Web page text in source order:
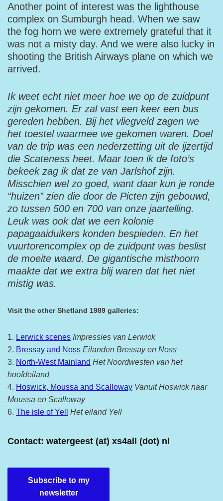
Another point of interest was the lighthouse
complex on Sumburgh head. When we saw
the fog horn we were extremely grateful that it
was not a misty day. And we were also lucky in
shooting the British Airways plane on which we
arrived.
Ik weet echt niet meer hoe we op de zuidpunt
zijn gekomen. Er zal vast een keer een bus
gereden hebben. Bij het vliegveld zagen we
het toestel waarmee we gekomen waren. Doel
van de trip was een nederzetting uit de ijzertijd
die Scateness heet. Maar toen ik de foto’s
bekeek zag ik dat ze van Jarlshof zijn.
Misschien wel zo goed, want daar kun je ronde
“huizen” zien die door de Picten zijn gebouwd,
zo tussen 500 en 700 van onze jaartelling.
Leuk was ook dat we een kolonie
papagaaiduikers konden bespieden. En het
vuurtorencomplex op de zuidpunt was beslist
de moeite waard. De gigantische misthoorn
maakte dat we extra blij waren dat het niet
mistig was.
Visit the other Shetland 1989 galleries:
1. Lerwick scenes Impressies van Lerwick
2. Bressay and Noss Eilanden Bressay en Noss
3. North-West Mainland Het Noordwesten van het
hoofdeiland
4. Hoswick, Moussa and Scalloway Vanuit Hoswick naar
Moussa en Scalloway
6. The isle of Yell Het eiland Yell
Contact: watergeest (at) xs4all (dot) nl
Subscribe to my
newsletter